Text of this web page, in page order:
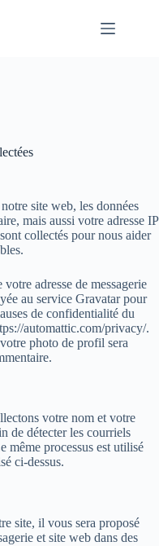
site web, les données
mais aussi votre adresse IP
collectés pour nous aider
adresse de messagerie
au service Gravatar pour
de confidentialité du
automattic.com/privacy/.
photo de profil sera
votre nom et votre
de détecter les courriels
même processus est utilisé
ci-dessus.
site, il vous sera proposé
et site web dans des